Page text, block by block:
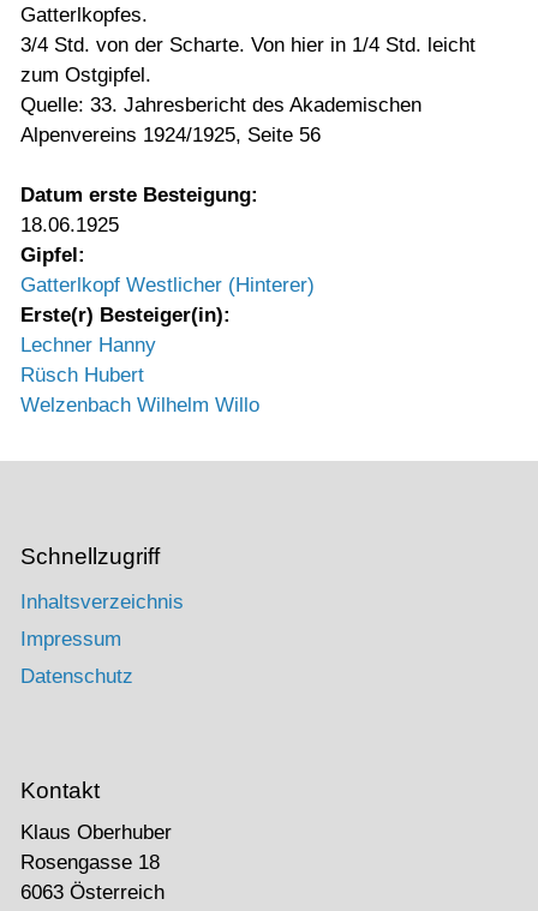
Gatterlkopfes.
3/4 Std. von der Scharte. Von hier in 1/4 Std. leicht
zum Ostgipfel.
Quelle: 33. Jahresbericht des Akademischen
Alpenvereins 1924/1925, Seite 56
Datum erste Besteigung:
18.06.1925
Gipfel:
Gatterlkopf Westlicher (Hinterer)
Erste(r) Besteiger(in):
Lechner Hanny
Rüsch Hubert
Welzenbach Wilhelm Willo
Schnellzugriff
Inhaltsverzeichnis
Impressum
Datenschutz
Kontakt
Klaus Oberhuber
Rosengasse 18
6063 Österreich